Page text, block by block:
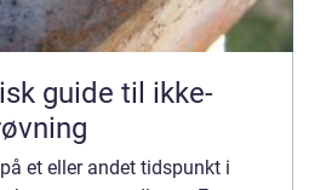
et eller andet tidspunkt i